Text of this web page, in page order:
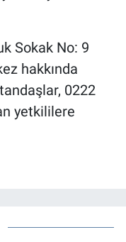
Sokak No: 9
hakkında
0222
yetkililere